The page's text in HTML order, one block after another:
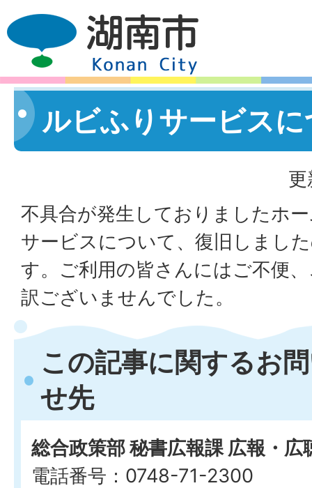
ルビふりサービス
不具合が発生しておりましたホ
サービスについて、復旧しまし
す。ご利用の皆さんにはご不便
訳ございませんでした。
この記事に関するお
せ先
総合政策部 秘書広報課 広報・広
電話番号：0748-71-2300